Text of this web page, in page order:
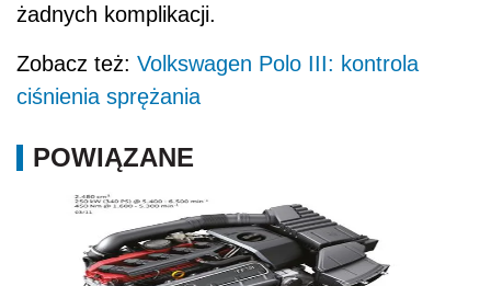
żadnych komplikacji.
Zobacz też: Volkswagen Polo III: kontrola
ciśnienia sprężania
POWIĄZANE